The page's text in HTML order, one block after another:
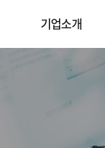
기업소개
케이푸드스토리